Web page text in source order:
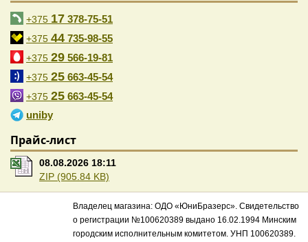
+375 17 378-75-51
+375 44 735-98-55
+375 29 566-19-81
+375 25 663-45-54
+375 25 663-45-54
uniby
Прайс-лист
08.08.2026 18:11
ZIP (905.84 KB)
Владелец магазина: ОДО «ЮниБразерс». Свидетельство
о регистрации №100620389 выдано 16.02.1994 Минским
городским исполнительным комитетом. УНП 100620389.